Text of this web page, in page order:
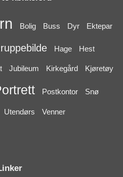
Bolig Buss Dyr Ektepar
Hage Hest
Jubileum Kirkegård Kjøretøy
Postkontor Snø
Utendørs Venner